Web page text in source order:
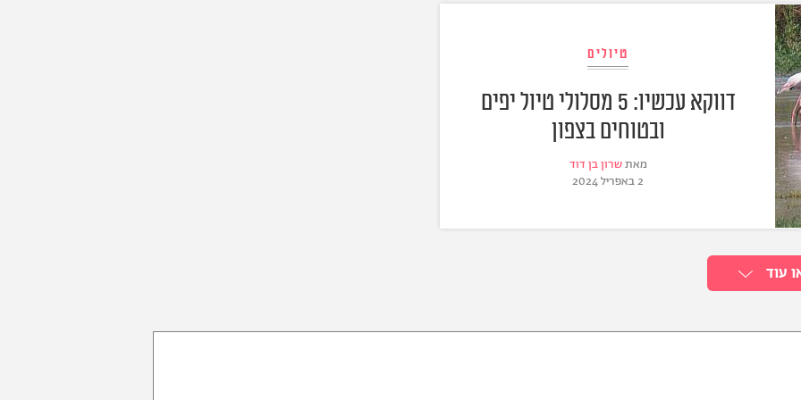
טיולים
דווקא עכשיו: 5 מסלולי טיול יפים
ובטוחים בצפון
מאתשרון בן דוד
2 באפריל 2024
עוד